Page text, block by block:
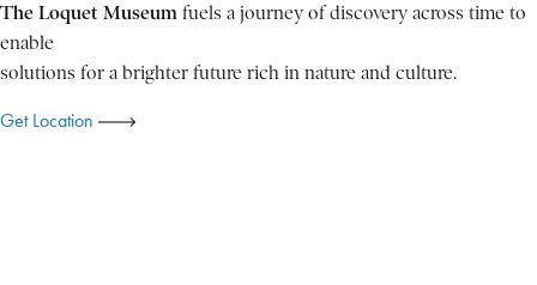
The Loquet Museum fuels a journey of discovery across time to
enable
solutions for a brighter future rich in nature and culture.
Get Location